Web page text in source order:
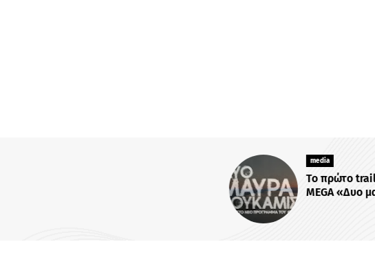
Το πρώτο trailer της σειράς του
MEGA «Δυο μαύρα πουκάμισα»